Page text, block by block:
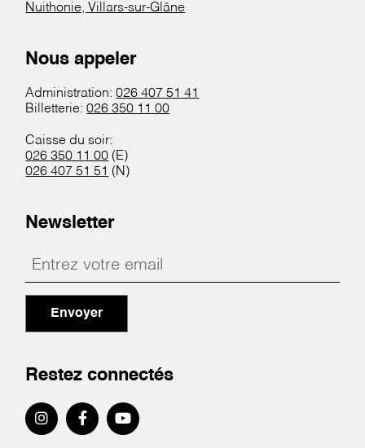
Nuithonie, Villars-sur-Glâne
Nous appeler
Administration:026 407 51 41
Billetterie:026 350 11 00
Caisse du soir:
026 350 11 00 (E)
026 407 51 51 (N)
Newsletter
Envoyer
Restez connectés